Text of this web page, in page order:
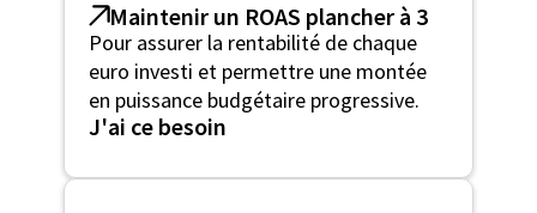
Maintenir un ROAS plancher à 3
Pour assurer la rentabilité de chaque
euro investi et permettre une montée
en puissance budgétaire progressive.
J'ai ce besoin